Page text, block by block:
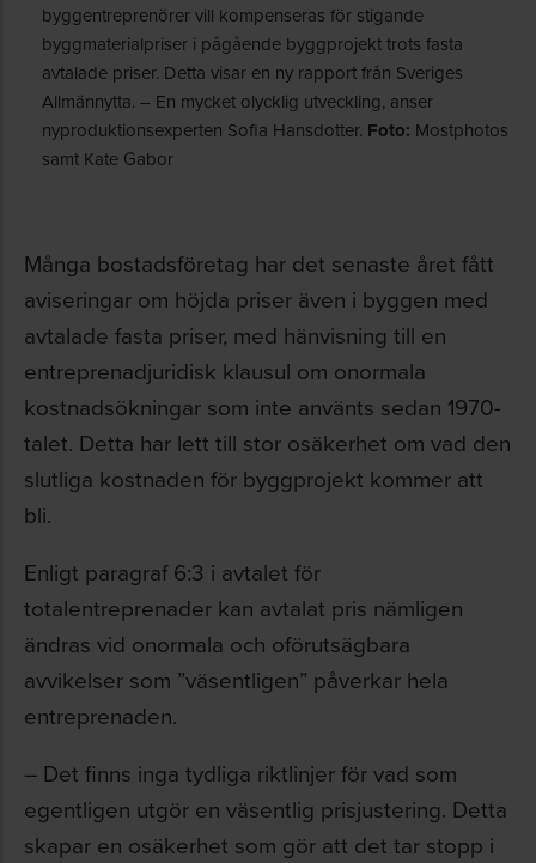
byggentreprenörer vill kompenseras för stigande
byggmaterialpriser i pågående byggprojekt trots fasta
avtalade priser. Detta visar en ny rapport från Sveriges
Allmännytta. – En mycket olycklig utveckling, anser
nyproduktionsexperten Sofia Hansdotter. Foto: Mostphotos
samt Kate Gabor
Många bostadsföretag har det senaste året fått
aviseringar om höjda priser även i byggen med
avtalade fasta priser, med hänvisning till en
entreprenadjuridisk klausul om onormala
kostnadsökningar som inte använts sedan 1970-
talet. Detta har lett till stor osäkerhet om vad den
slutliga kostnaden för byggprojekt kommer att
bli.
Enligt paragraf 6:3 i avtalet för
totalentreprenader kan avtalat pris nämligen
ändras vid onormala och oförutsägbara
avvikelser som ”väsentligen” påverkar hela
entreprenaden.
– Det finns inga tydliga riktlinjer för vad som
egentligen utgör en väsentlig prisjustering. Detta
skapar en osäkerhet som gör att det tar stopp i